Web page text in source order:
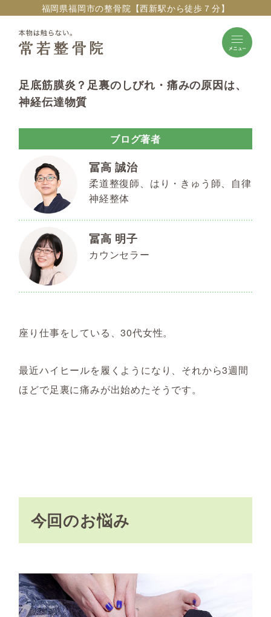
福岡県福岡市の整骨院【西新駅から徒歩７分】
足底筋膜炎？足裏のしびれ・痛みの原因は、
神経伝達物質
ブログ著者
冨高 誠治
柔道整復師、はり・きゅう師、自律
神経整体
冨高 明子
カウンセラー
座り仕事をしている、30代女性。
最近ハイヒールを履くようになり、それから3週間
ほどで足裏に痛みが出始めたそうです。
今回のお悩み